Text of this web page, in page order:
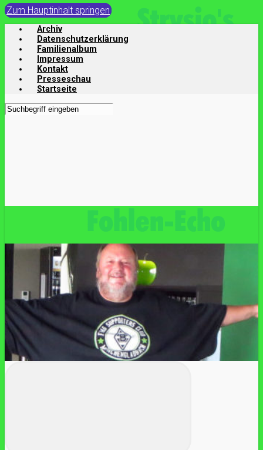
Zum Hauptinhalt springen
Archiv
Datenschutzerklärung
Familienalbum
Impressum
Kontakt
Presseschau
Startseite